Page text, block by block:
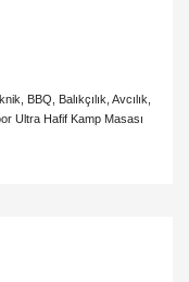
BBQ, Balıkçılık, Avcılık,
Ultra Hafif Kamp Masası